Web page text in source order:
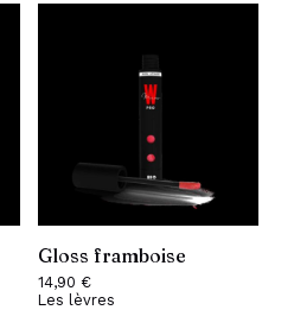
Gloss framboise
14,90 €
Les lèvres